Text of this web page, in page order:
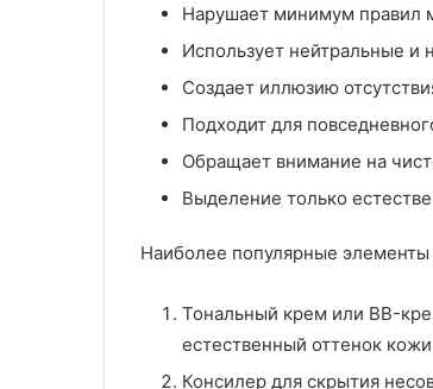
Нарушает минимум правил
Использует нейтральные и
Создает иллюзию
Подходит для
Обращает внимание на
Выделение только
Наиболее популярные
Тональный крем или BB-
естественный оттенок
Консилер для скрытия